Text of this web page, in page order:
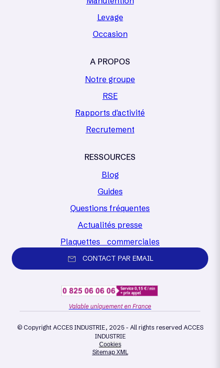
Levage
Occasion
A PROPOS
Notre groupe
RSE
Rapports d'activité
Recrutement
RESSOURCES
Blog
Guides
Questions fréquentes
Actualités presse
Plaquettes commerciales
CONTACT PAR EMAIL
Valable uniquement en France
© Copyright ACCES INDUSTRIE, 2025 - All rights reserved ACCES
INDUSTRIE
Cookies
Sitemap XML